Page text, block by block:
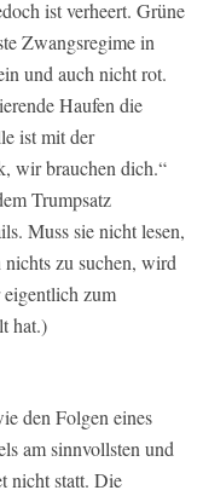
ist verheert. Grüne
Zwangsregime in
und auch nicht rot.
Haufen die
ist mit der
wir brauchen dich.“
Trumpsatz
Muss sie nicht lesen,
nichts zu suchen, wird
zum
hat.)
den Folgen eines
am sinnvollsten und
nicht statt. Die